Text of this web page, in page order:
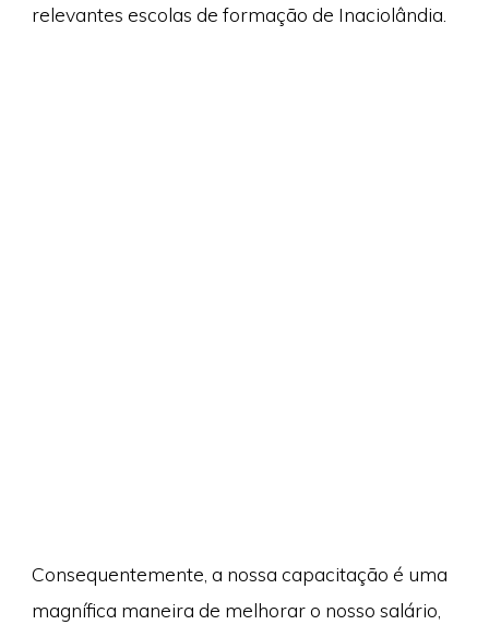
relevantes escolas de formação de Inaciolândia.
Consequentemente, a nossa capacitação é uma
magnífica maneira de melhorar o nosso salário,